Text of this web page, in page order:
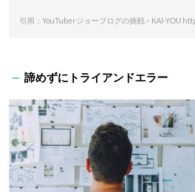
引用：YouTuberジョーブログの挑戦 – KAI-YOU
諦めずにトライアンドエラー